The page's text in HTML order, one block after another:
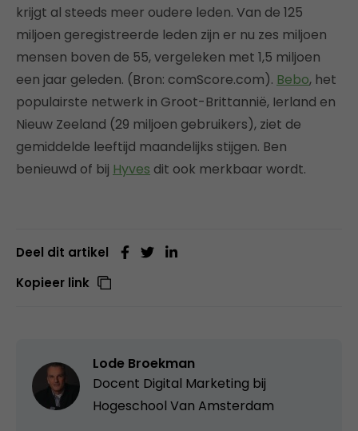
krijgt al steeds meer oudere leden. Van de 125
miljoen geregistreerde leden zijn er nu zes miljoen
mensen boven de 55, vergeleken met 1,5 miljoen
een jaar geleden. (Bron: comScore.com). Bebo, het
populairste netwerk in Groot-Brittannië, Ierland en
Nieuw Zeeland (29 miljoen gebruikers), ziet de
gemiddelde leeftijd maandelijks stijgen. Ben
benieuwd of bij Hyves dit ook merkbaar wordt.
Deel dit artikel
Kopieer link
Lode Broekman
Docent Digital Marketing bij
Hogeschool Van Amsterdam